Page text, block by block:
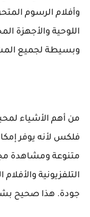
وأفلام الرسوم
اللوحية والأجهزة
وبسيطة لجميع
من أهم الأشياء
فلكس لأنه يوفر
متنوعة ومشاهدة
التلفزيونية
جودة. هذا صحيح